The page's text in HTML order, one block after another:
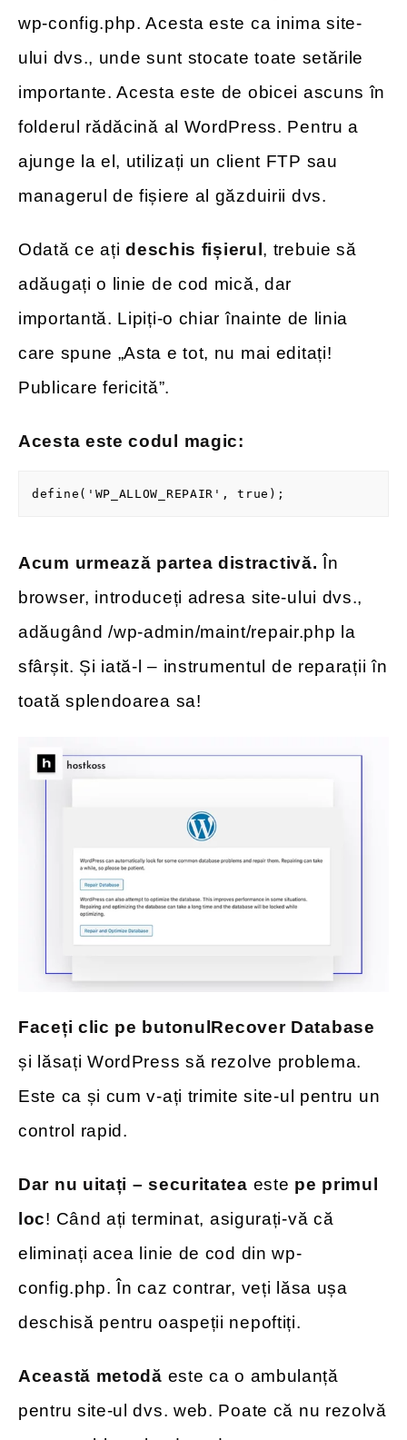
wp-config.php. Acesta este ca inima site-
ului dvs., unde sunt stocate toate setările
importante. Acesta este de obicei ascuns în
folderul rădăcină al WordPress. Pentru a
ajunge la el, utilizați un client FTP sau
managerul de fișiere al găzduirii dvs.
Odată ce ațideschis fișierul , trebuie să
adăugați o linie de cod mică, dar
importantă. Lipiți-o chiar înainte de linia
care spune „Asta e tot, nu mai editați!
Publicare fericită”.
Acesta este codul magic:
define('WP_ALLOW_REPAIR', true);
Acum urmează partea distractivă. În
browser, introduceți adresa site-ului dvs.,
adăugând /wp-admin/maint/repair.php la
sfârșit. Și iată-l – instrumentul de reparații în
toată splendoarea sa!
Faceți clic pe butonul Recover Database
și lăsați WordPress să rezolve problema.
Este ca și cum v-ați trimite site-ul pentru un
control rapid.
Dar nu uitați – securitatea este pe primul
loc! Când ați terminat, asigurați-vă că
eliminați acea linie de cod din wp-
config.php. În caz contrar, veți lăsa ușa
deschisă pentru oaspeții nepoftiți.
Această metodă este ca o ambulanță
pentru site-ul dvs. web. Poate că nu rezolvă